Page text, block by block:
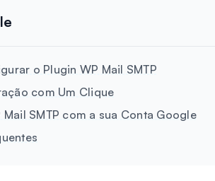
o Plugin WP Mail SMTP
com Um Clique
SMTP com a sua Conta Google